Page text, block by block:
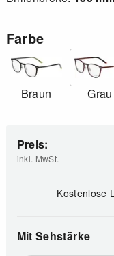
Farbe
Braun Grau
Preis:
inkl. MwSt.
Kostenlose
Mit Sehstärke